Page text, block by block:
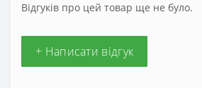
Відгуків про цей товар ще не було.
+ Написати відгук